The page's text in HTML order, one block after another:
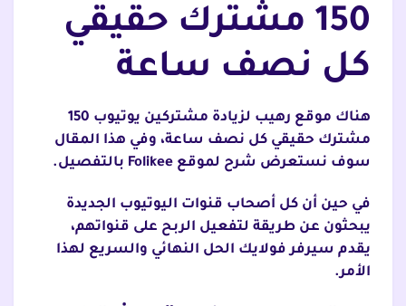
150 مشترك حقيقي
كل نصف ساعة
هناك موقع رهيب لزيادة مشتركين يوتيوب 150
مشترك حقيقي كل نصف ساعة، وفي هذا المقال
سوف نستعرض شرح لموقع Folikee بالتفصيل.
في حين أن كل أصحاب قنوات اليوتيوب الجديدة
يبحثون عن طريقة لتفعيل الربح على قنواتهم،
يقدم سيرفر فولايك الحل النهائي والسريع لهذا
الأمر.